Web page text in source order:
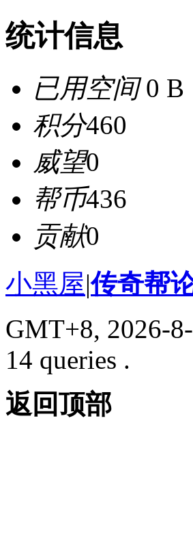
统计信息
已用空间0 B
积分460
威望0
帮币436
贡献0
小黑屋|传奇帮
GMT+8, 2026-
14 queries .
返回顶部